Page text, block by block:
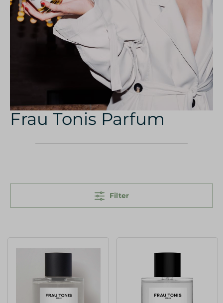
Frau Tonis Parfum
Filter